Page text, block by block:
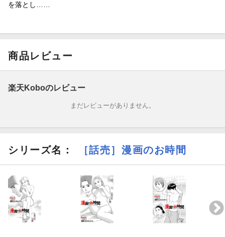
を落とし……
商品レビュー
楽天Koboのレビュー
まだレビューがありません。
シリーズ名： ［話売］漫画のお時間